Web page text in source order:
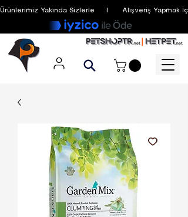
Ürünlerimiz Yakında Sizlerle     I      Alışveriş